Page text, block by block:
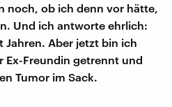
noch, ob ich denn vor hätte,
Und ich antworte ehrlich:
Jahren. Aber jetzt bin ich
Ex-Freundin getrennt und
Tumor im Sack.